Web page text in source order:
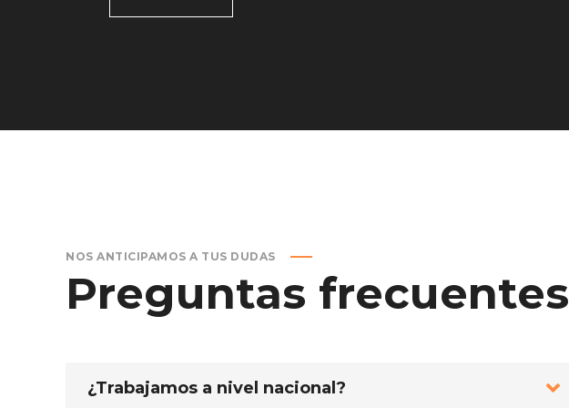
NOS ANTICIPAMOS A TUS DUDAS
Preguntas frecuentes
¿Trabajamos a nivel nacional?